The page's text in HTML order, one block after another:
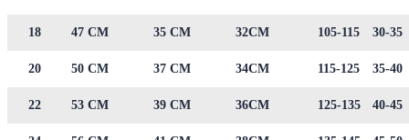
18 47 CM 35 CM 32CM 105-115 30-35
20 50 CM 37 CM 34CM 115-125 35-40
22 53 CM 39 CM 36CM 125-135 40-45